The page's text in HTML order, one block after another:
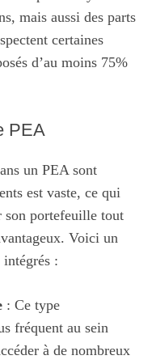
mais aussi des parts
certaines
d’au moins 75%
PEA
un PEA sont
est vaste, ce qui
son portefeuille tout
Voici un
:
: Ce type
fréquent au sein
à de nombreux